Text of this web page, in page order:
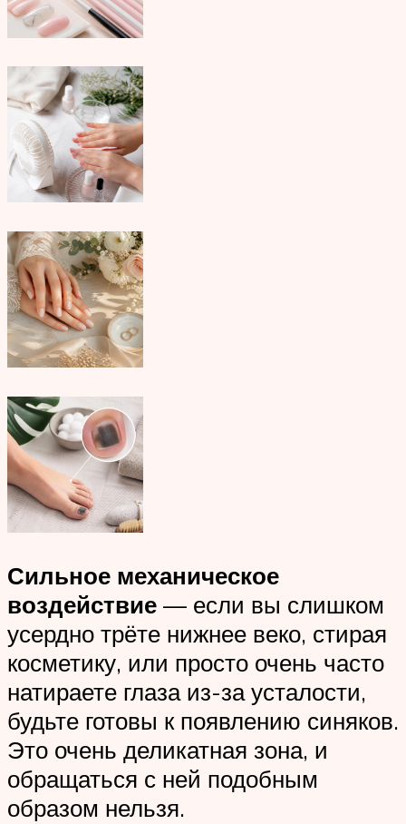
Сильное механическое
воздействие — если вы слишком
усердно трёте нижнее веко, стирая
косметику, или просто очень часто
натираете глаза из-за усталости,
будьте готовы к появлению синяков.
Это очень деликатная зона, и
обращаться с ней подобным
образом нельзя.